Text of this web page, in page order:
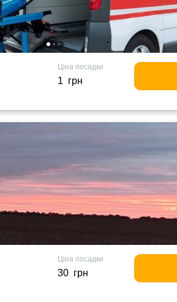
Ціна посадки
1 грн
Ціна посадки
30 грн